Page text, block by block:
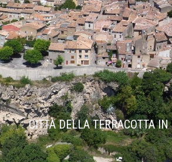
CITTÀ DELLA TERRACOTTA